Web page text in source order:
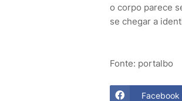
o corpo parece
se chegar a
Fonte: portalbo
Facebook